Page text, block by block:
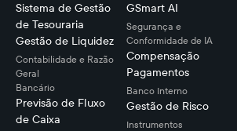
Sistema de Gestão
de Tesouraria
Gestão de Liquidez
Contabilidade e Razão
Geral
Bancário
Previsão de Fluxo
de Caixa
GSmart AI
Segurança e
Conformidade de IA
Compensação
Pagamentos
Banco Interno
Gestão de Risco
Instrumentos